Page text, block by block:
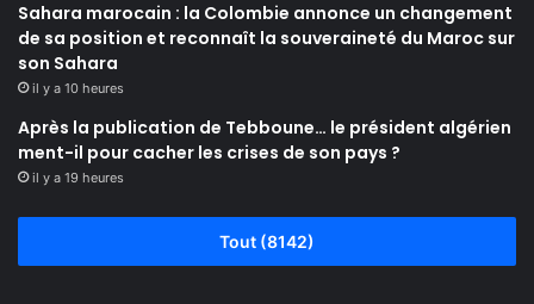
Sahara marocain : la Colombie annonce un changement
de sa position et reconnaît la souveraineté du Maroc sur
son Sahara
il y a 10 heures
Après la publication de Tebboune… le président algérien
ment-il pour cacher les crises de son pays ?
il y a 19 heures
Tout (8142)